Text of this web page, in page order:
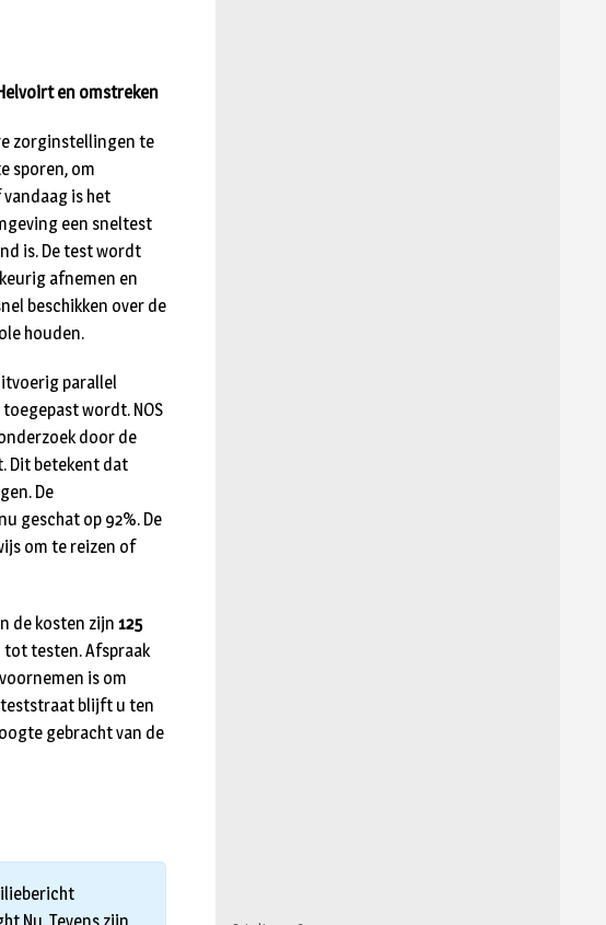
en omstreken
zorginstellingen te
sporen, om
is het
een sneltest
is. De test wordt
afnemen en
beschikken over de
houden.
parallel
wordt. NOS
door de
Dit betekent dat
De
geschat op 92%. De
om te reizen of
de kosten zijn 125
tot testen. Afspraak
is om
teststraat blijft u ten
gebracht van de